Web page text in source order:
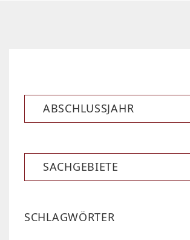
ABSCHLUSSJAHR
SACHGEBIETE
SCHLAGWÖRTER